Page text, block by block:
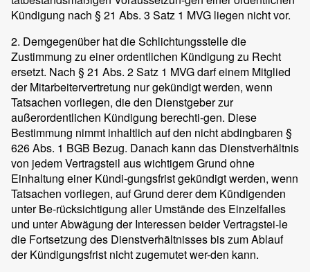
Kündigung nach § 21 Abs. 3 Satz 1 MVG liegen nicht vor.
2. Demgegenüber hat die Schlichtungsstelle die
Zustimmung zu einer ordentlichen Kündigung zu Recht
ersetzt. Nach § 21 Abs. 2 Satz 1 MVG darf einem Mitglied
der Mitarbeitervertretung nur gekündigt werden, wenn
Tatsachen vorliegen, die den Dienstgeber zur
außerordentlichen Kündigung berechti-gen. Diese
Bestimmung nimmt inhaltlich auf den nicht abdingbaren §
626 Abs. 1 BGB Bezug. Danach kann das Dienstverhältnis
von jedem Vertragsteil aus wichtigem Grund ohne
Einhaltung einer Kündi-gungsfrist gekündigt werden, wenn
Tatsachen vorliegen, auf Grund derer dem Kündigenden
unter Be-rücksichtigung aller Umstände des Einzelfalles
und unter Abwägung der Interessen beider Vertragstei-le
die Fortsetzung des Dienstverhältnisses bis zum Ablauf
der Kündigungsfrist nicht zugemutet wer-den kann.